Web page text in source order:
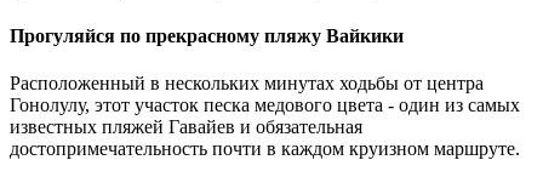
Прогуляйся по прекрасному пляжу Вайкики
Расположенный в нескольких минутах ходьбы от центра
Гонолулу, этот участок песка медового цвета - один из самых
известных пляжей Гавайев и обязательная
достопримечательность почти в каждом круизном маршруте.